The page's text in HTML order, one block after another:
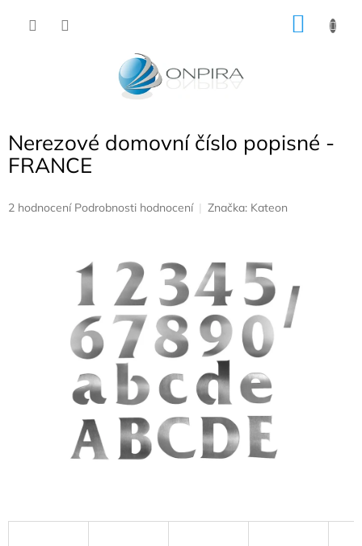
Nerezové domovní číslo popisné -
FRANCE
Průměrné
2 hodnocení Podrobnosti hodnocení Značka: Kateon